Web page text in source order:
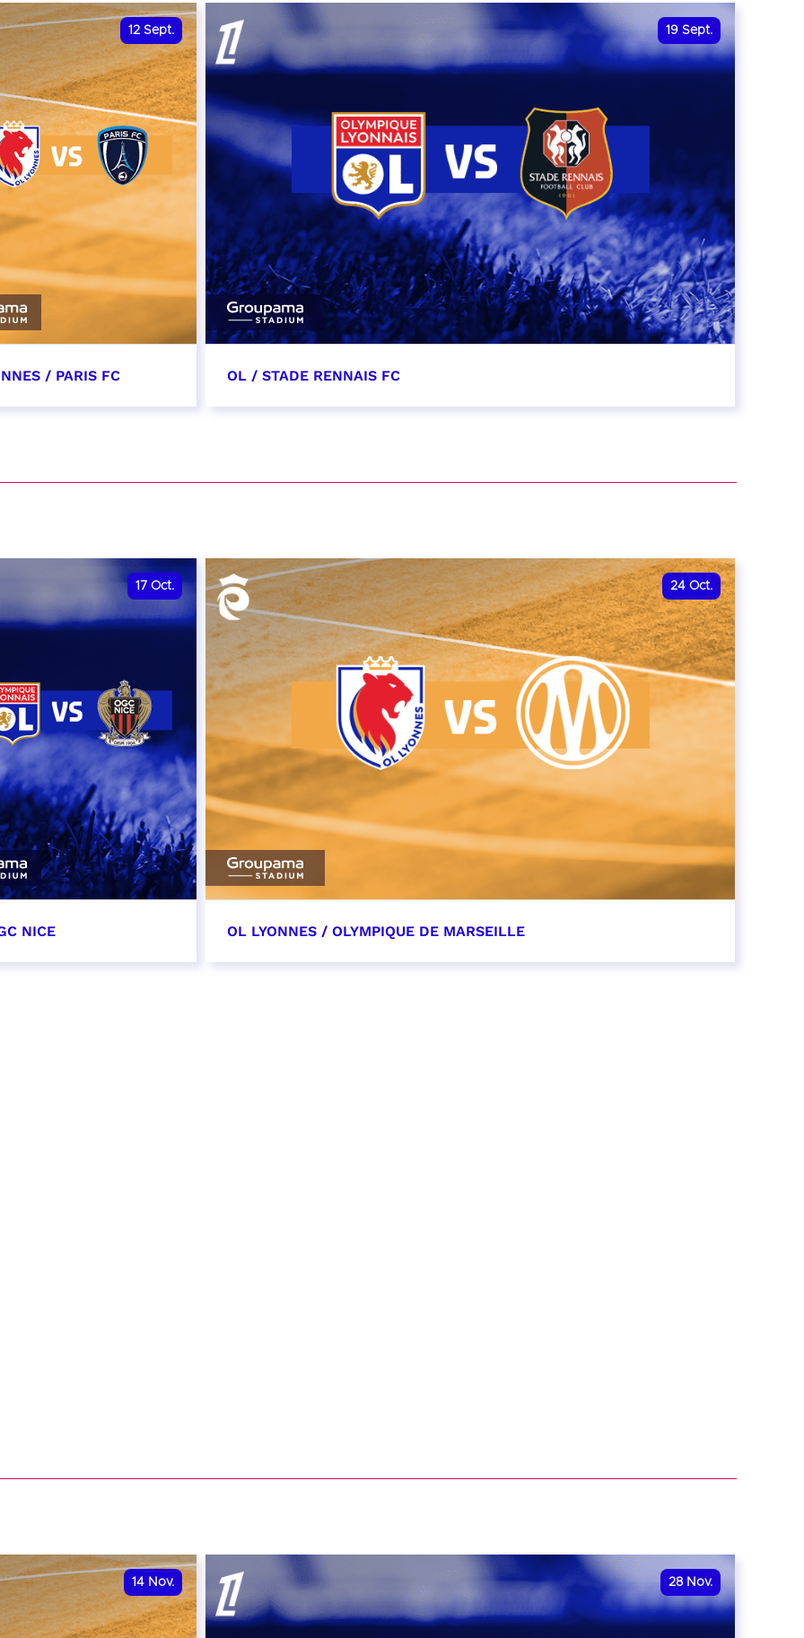
12 Sept.
/ PARIS FC
19 Sept.
OL / STADE RENNAIS FC
RÉSERVER
17 Oct.
NICE
24 Oct.
OL LYONNES / OLYMPIQUE DE MARSEILLE
14 Nov. 28 Nov.